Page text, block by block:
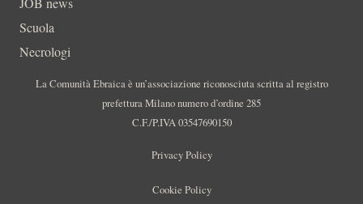
Scuola
Necrologi
La Comunità Ebraica è un’associazione riconosciuta scritta al registro
prefettura Milano numero d’ordine 285
C.F./P.IVA 03547690150
Privacy Policy
Cookie Policy